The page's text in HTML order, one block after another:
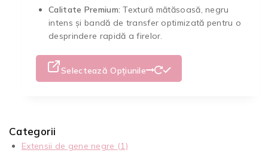
Calitate Premium: Textură mătăsoasă, negru
intens și bandă de transfer optimizată pentru o
desprindere rapidă a firelor.
Selectează Opțiunile
Categorii
Extensii de gene negre (1)